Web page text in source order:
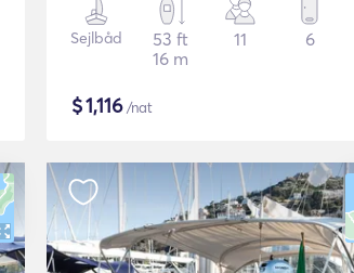
Sejlbåd
53 ft
16 m
11 6
$1,116/nat